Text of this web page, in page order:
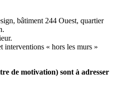
bâtiment 244 Ouest, quartier
interventions « hors les murs »
de motivation) sont à adresser